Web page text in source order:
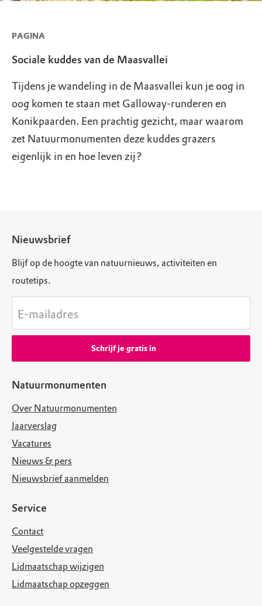
PAGINA
Sociale kuddes van de Maasvallei
Tijdens je wandeling in de Maasvallei kun je oog in
oog komen te staan met Galloway-runderen en
Konikpaarden. Een prachtig gezicht, maar waarom
zet Natuurmonumenten deze kuddes grazers
eigenlijk in en hoe leven zij?
Natuurmonumenten
Over Natuurmonumenten
Jaarverslag
Vacatures
Nieuws & pers
Nieuwsbrief aanmelden
Service
Contact
Veelgestelde vragen
Lidmaatschap wijzigen
Lidmaatschap opzeggen
Nieuwsbrief
Blijf op de hoogte van natuurnieuws, activiteiten en
routetips.
E-mailadres
Schrijf je gratis in